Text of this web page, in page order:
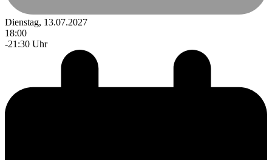
Dienstag, 13.07.2027
18:00
-21:30 Uhr